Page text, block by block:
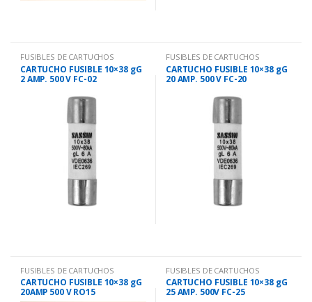
FUSIBLES DE CARTUCHOS
CARTUCHO FUSIBLE 10×38 gG
2 AMP. 500 V FC-02
FUSIBLES DE CARTUCHOS
CARTUCHO FUSIBLE 10×38 gG
20 AMP. 500 V FC-20
FUSIBLES DE CARTUCHOS
CARTUCHO FUSIBLE 10×38 gG
20AMP 500 V RO15
FUSIBLES DE CARTUCHOS
CARTUCHO FUSIBLE 10×38 gG
25 AMP. 500V FC-25